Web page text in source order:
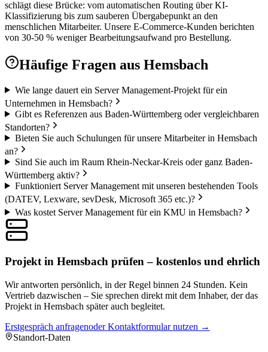
schlägt diese Brücke: vom automatischen Routing über KI-
Klassifizierung bis zum sauberen Übergabepunkt an den
menschlichen Mitarbeiter. Unsere E-Commerce-Kunden berichten
von 30-50 % weniger Bearbeitungsaufwand pro Bestellung.
Häufige Fragen aus Hemsbach
Wie lange dauert ein Server Management-Projekt für ein
Unternehmen in Hemsbach?
Gibt es Referenzen aus Baden-Württemberg oder vergleichbaren
Standorten?
Bieten Sie auch Schulungen für unsere Mitarbeiter in Hemsbach
an?
Sind Sie auch im Raum Rhein-Neckar-Kreis oder ganz Baden-
Württemberg aktiv?
Funktioniert Server Management mit unseren bestehenden Tools
(DATEV, Lexware, sevDesk, Microsoft 365 etc.)?
Was kostet Server Management für ein KMU in Hemsbach?
Projekt in Hemsbach prüfen – kostenlos und ehrlich
Wir antworten persönlich, in der Regel binnen 24 Stunden. Kein
Vertrieb dazwischen – Sie sprechen direkt mit dem Inhaber, der das
Projekt in Hemsbach später auch begleitet.
Erstgespräch anfragenoder Kontaktformular nutzen →
Standort-Daten